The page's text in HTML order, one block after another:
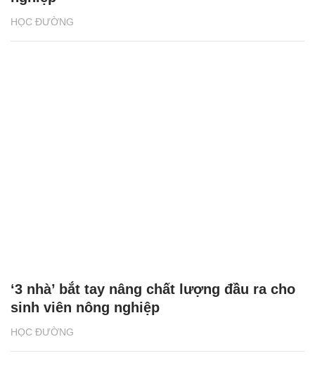
HỌC ĐƯỜNG
HỌC ĐƯỜNG
‘3 nhà’ bắt tay nâng chất lượng đầu ra cho
sinh viên nông nghiệp